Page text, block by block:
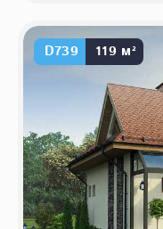
D739 119 м²